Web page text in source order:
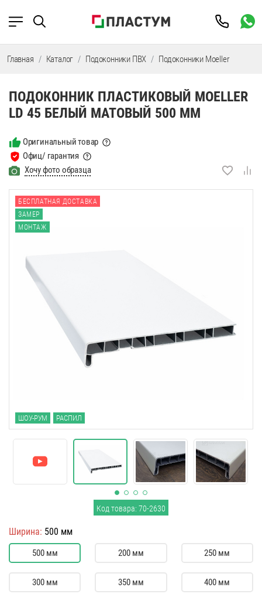
Главная Каталог Подоконники ПВХ Подоконники Moeller
ПОДОКОННИК ПЛАСТИКОВЫЙ MOELLER
LD 45 БЕЛЫЙ МАТОВЫЙ 500 ММ
Оригинальный товар
Офиц/ гарантия
Хочу фото образца
БЕСПЛАТНАЯ ДОСТАВКА
ЗАМЕР
МОНТАЖ
ШОУ-РУМ РАСПИЛ
Код товара: 70-2630
Ширина: 500 мм
500 мм 200 мм 250 мм
300 мм 350 мм 400 мм